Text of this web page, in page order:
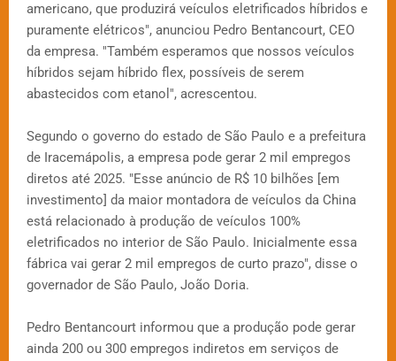
americano, que produzirá veículos eletrificados híbridos e
puramente elétricos", anunciou Pedro Bentancourt, CEO
da empresa. "Também esperamos que nossos veículos
híbridos sejam híbrido flex, possíveis de serem
abastecidos com etanol", acrescentou.
Segundo o governo do estado de São Paulo e a prefeitura
de Iracemápolis, a empresa pode gerar 2 mil empregos
diretos até 2025. "Esse anúncio de R$ 10 bilhões [em
investimento] da maior montadora de veículos da China
está relacionado à produção de veículos 100%
eletrificados no interior de São Paulo. Inicialmente essa
fábrica vai gerar 2 mil empregos de curto prazo", disse o
governador de São Paulo, João Doria.
Pedro Bentancourt informou que a produção pode gerar
ainda 200 ou 300 empregos indiretos em serviços de